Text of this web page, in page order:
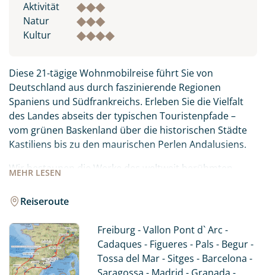
Aktivität
Natur
Kultur
MEHR LESEN
Diese 21-tägige Wohnmobilreise führt Sie von
Deutschland aus durch faszinierende Regionen
Spaniens und Südfrankreichs. Erleben Sie die Vielfalt
des Landes abseits der typischen Touristenpfade –
vom grünen Baskenland über die historischen Städte
Kastiliens bis zu den maurischen Perlen Andalusiens.
Wir bestaunen die Werke des weltweit berühmten
Welt Salvatore Dali in Figueres an der Costa Brava. In
Granada und Cordoba werden wir an die Zeiten
religiöser Toleranz erinnert und im Baskenland
kulinarisch verwöhnt. Auch ein Stopp in der Hauptstadt
ist ein MUSS und wir erfahren beim Stadtrundgang
mehr über die Lifestyle-Metropole Madrid. Erleben Sie
Reiseroute
Freiburg - Vallon Pont d` Arc -
Cadaques - Figueres - Pals - Begur -
Tossa del Mar - Sitges - Barcelona -